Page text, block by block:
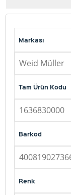
Markası
Weid Müller
Tam Ürün Kodu
1636830000
Barkod
Renk